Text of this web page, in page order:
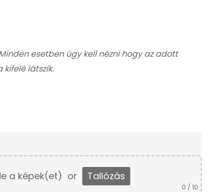
esetben úgy kell nézni hogy az adott
látszik.
a képek(et) or Tallózás
0 / 10